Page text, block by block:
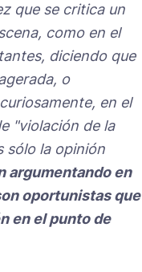
que se critica un
como en el
diciendo que
o
en el
"violación de la
sólo la opinión
argumentando en
oportunistas que
en el punto de